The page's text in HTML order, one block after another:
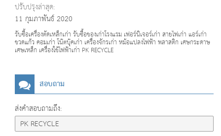
ปรับปรุงล่าสุด:
11 กุมภาพันธ์ 2020
รับซื้อเครื่องตัดเหล็กเก่า รับซื้อของเก่าโรงแรม เฟอร์นิเจอร์เก่า สายไฟเก่า แอร์เก่า
ขวดแก้ว คอมเก่า โน๊ตบุ๊คเก่า เครื่องจักรเก่า หม้อแปลงไฟฟ้า พลาสติก เศษกระดาษ
เศษเหล็ก เครื่องใช้ไฟฟ้าเก่า PK RECYCLE
สอบถาม
ส่งคำสอบถามถึง: